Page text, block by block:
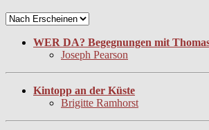
WER DA? Begegnungen mit
Joseph Pearson
Kintopp an der Küste
Brigitte Ramhorst